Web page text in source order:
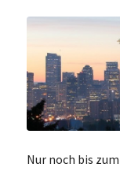
Nur noch bis